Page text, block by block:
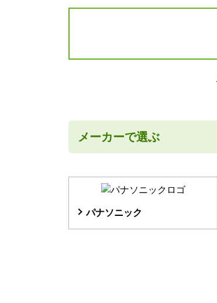
メーカーで選ぶ
パナソニック